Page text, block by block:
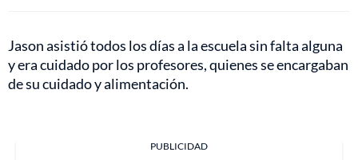
Jason asistió todos los días a la escuela sin falta alguna
y era cuidado por los profesores, quienes se encargaban
de su cuidado y alimentación.
PUBLICIDAD